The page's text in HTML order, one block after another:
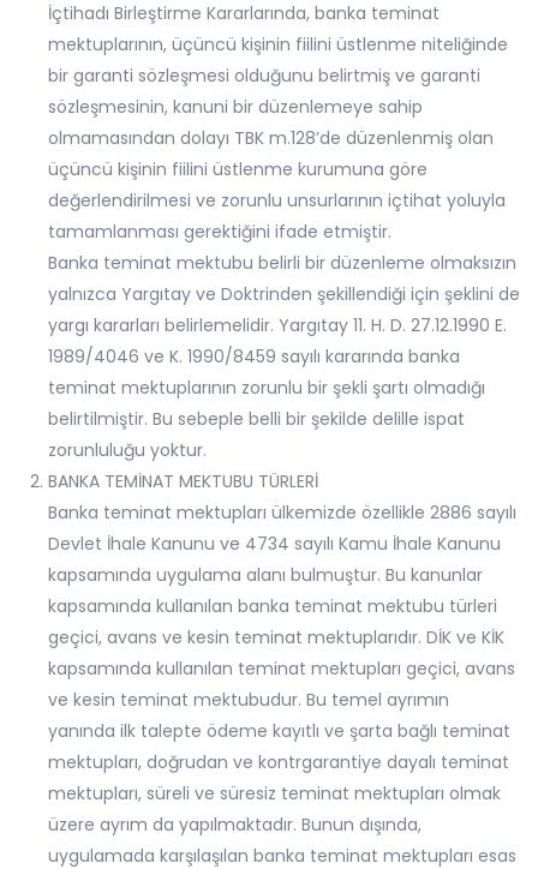
İçtihadı Birleştirme Kararlarında, banka teminat
mektuplarının, üçüncü kişinin fiilini üstlenme niteliğinde
bir garanti sözleşmesi olduğunu belirtmiş ve garanti
sözleşmesinin, kanuni bir düzenlemeye sahip
olmamasından dolayı TBK m.128’de düzenlenmiş olan
üçüncü kişinin fiilini üstlenme kurumuna göre
değerlendirilmesi ve zorunlu unsurlarının içtihat yoluyla
tamamlanması gerektiğini ifade etmiştir.
Banka teminat mektubu belirli bir düzenleme olmaksızın
yalnızca Yargıtay ve Doktrinden şekillendiği için şeklini de
yargı kararları belirlemelidir. Yargıtay 11. H. D. 27.12.1990 E.
1989/4046 ve K. 1990/8459 sayılı kararında banka
teminat mektuplarının zorunlu bir şekli şartı olmadığı
belirtilmiştir. Bu sebeple belli bir şekilde delille ispat
zorunluluğu yoktur.
BANKA TEMİNAT MEKTUBU TÜRLERİ
Banka teminat mektupları ülkemizde özellikle 2886 sayılı
Devlet İhale Kanunu ve 4734 sayılı Kamu İhale Kanunu
kapsamında uygulama alanı bulmuştur. Bu kanunlar
kapsamında kullanılan banka teminat mektubu türleri
geçici, avans ve kesin teminat mektuplarıdır. DİK ve KİK
kapsamında kullanılan teminat mektupları geçici, avans
ve kesin teminat mektubudur. Bu temel ayrımın
yanında ilk talepte ödeme kayıtlı ve şarta bağlı teminat
mektupları, doğrudan ve kontrgarantiye dayalı teminat
mektupları, süreli ve süresiz teminat mektupları olmak
üzere ayrım da yapılmaktadır. Bunun dışında,
uygulamada karşılaşılan banka teminat mektupları esas